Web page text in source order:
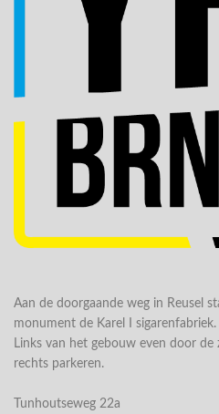
Aan de doorgaande weg in Reusel
monument de Karel I sigarenfabriek.
Links van het gebouw even door
rechts parkeren.
Tunhoutseweg 22a